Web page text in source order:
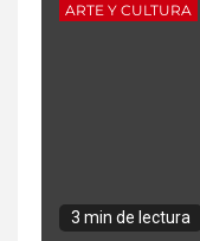
ARTE Y CULTURA
3 min de lectura